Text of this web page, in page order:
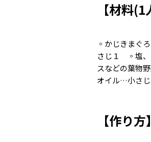
【材料(1
◦かじきま
さじ１ ◦塩
スなどの葉
オイル…小さ
【作り方】